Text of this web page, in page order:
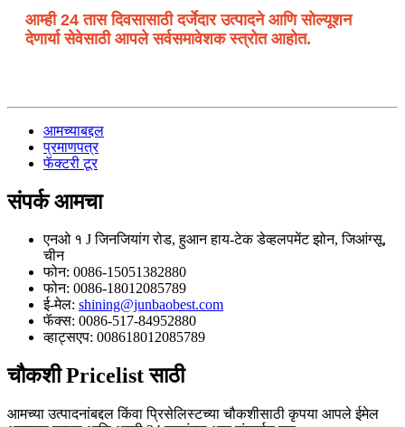
आम्ही 24 तास दिवसासाठी दर्जेदार उत्पादने आणि सोल्यूशन
देणार्या सेवेसाठी आपले सर्वसमावेशक स्त्रोत आहोत.
आमच्याबद्दल
प्रमाणपत्र
फॅक्टरी टूर
संपर्कआमचा
एनओ १ J जिनजियांग रोड, हुआन हाय-टेक डेव्हलपमेंट झोन, जिआंग्सू,
चीन
फोन: 0086-15051382880
फोन: 0086-18012085789
ई-मेल: shining@junbaobest.com
फॅक्स: 0086-517-84952880
व्हाट्सएप: 008618012085789
चौकशीPricelist साठी
आमच्या उत्पादनांबद्दल किंवा प्रिसेलिस्टच्या चौकशीसाठी कृपया आपले ईमेल